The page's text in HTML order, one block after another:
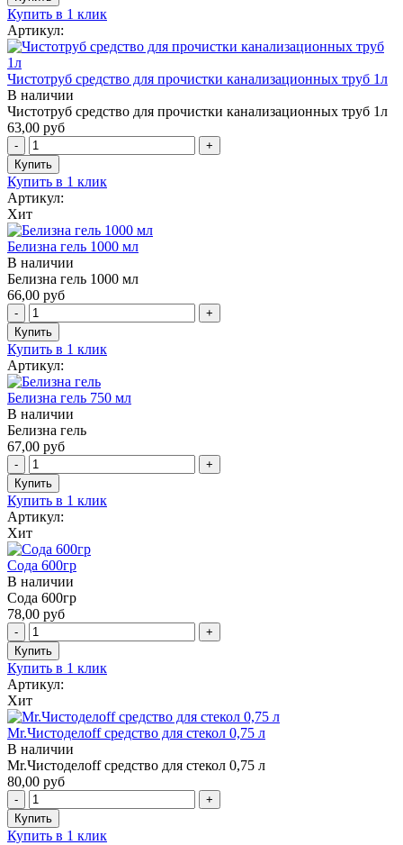
Купить в 1 клик
Артикул:
Чистотруб средство для прочистки канализационных труб 1л
В наличии
Чистотруб средство для прочистки канализационных труб 1л
63,00 руб
Купить в 1 клик
Артикул:
Хит
Белизна гель 1000 мл
В наличии
Белизна гель 1000 мл
66,00 руб
Купить в 1 клик
Артикул:
Белизна гель 750 мл
В наличии
Белизна гель
67,00 руб
Купить в 1 клик
Артикул:
Хит
Сода 600гр
В наличии
Сода 600гр
78,00 руб
Купить в 1 клик
Артикул:
Хит
Mr.Чистоделоff средство для стекол 0,75 л
В наличии
Mr.Чистоделоff средство для стекол 0,75 л
80,00 руб
Купить в 1 клик